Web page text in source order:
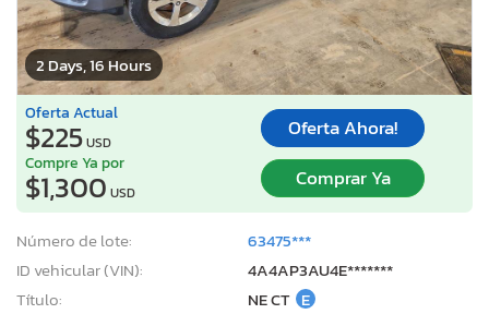
2 Days, 16 Hours
Oferta Actual
$225USD
Oferta Ahora!
Compre Ya por
$1,300 USD
Comprar Ya
Número de lote:
63475***
ID vehicular (VIN):
4A4AP3AU4E*******
Título:
NE CT E